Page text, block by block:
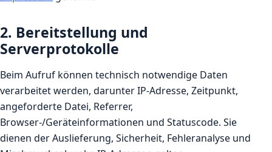
2. Bereitstellung und
Serverprotokolle
Beim Aufruf können technisch notwendige Daten
verarbeitet werden, darunter IP-Adresse, Zeitpunkt,
angeforderte Datei, Referrer,
Browser-/Geräteinformationen und Statuscode. Sie
dienen der Auslieferung, Sicherheit, Fehleranalyse und